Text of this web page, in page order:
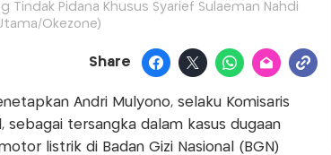
Tindak Pidana Khusus Syarief Sulaeman Nahdi
Okezone)
Share
Andri Mulyono, selaku Komisaris
sebagai tersangka dalam kasus dugaan
listrik di Badan Gizi Nasional (BGN)